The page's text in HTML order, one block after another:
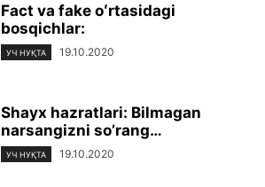
Fact va fake oʻrtasidagi
bosqichlar:
УЧ НУҚТА 19.10.2020
Shayx hazratlari: Bilmagan
narsangizni so’rang…
УЧ НУҚТА 19.10.2020